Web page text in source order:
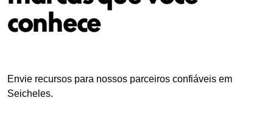
conhece
Envie recursos para nossos parceiros confiáveis em
Seicheles.